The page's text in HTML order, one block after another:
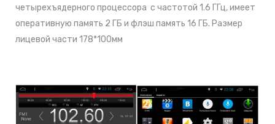
четырехъядерного процесcора с частотой 1.6 ГГц, имеет
оперативную память 2 ГБ и флэш память 16 ГБ. Размер
лицевой части 178*100мм